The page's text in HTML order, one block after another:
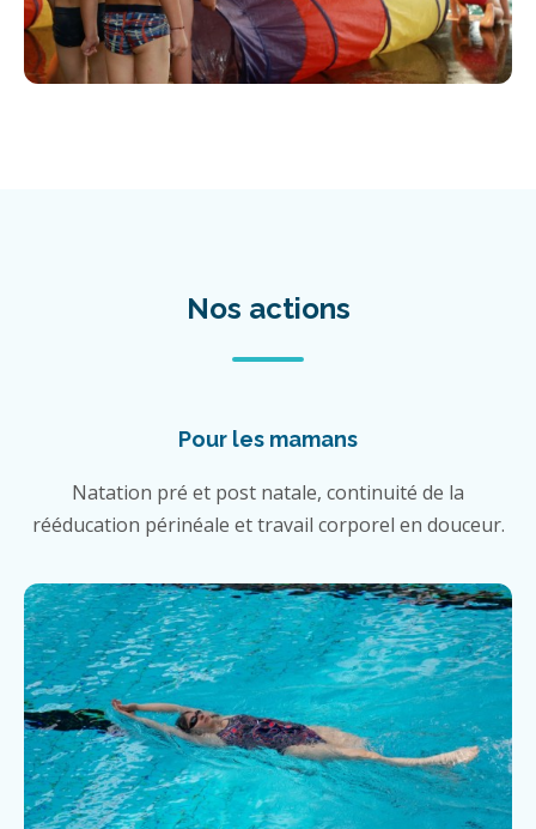
Nos actions
Pour les mamans
Natation pré et post natale, continuité de la
rééducation périnéale et travail corporel en douceur.